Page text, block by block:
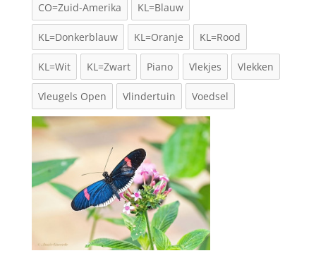
CO=Zuid-Amerika KL=Blauw
KL=Donkerblauw KL=Oranje KL=Rood
KL=Wit KL=Zwart Piano Vlekjes Vlekken
Vleugels Open Vlindertuin Voedsel